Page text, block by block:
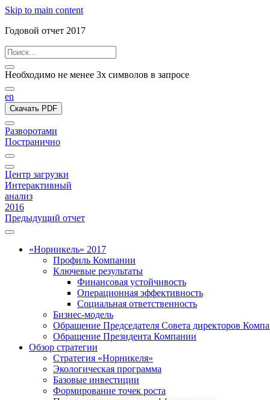
Skip to main content
Годовой отчет 2017
Необходимо не менее 3х символов в запросе
en
Скачать PDF
Разворотами
Постранично
Центр загрузки
Интерактивный
анализ
2016
Предыдущий отчет
«Норникель» 2017
Профиль Компании
Ключевые результаты
Финансовая устойчивость
Операционная эффективность
Социальная ответственность
Бизнес-модель
Обращение Председателя Совета директоров
Обращение Президента Компании
Обзор стратегии
Стратегия «Норникеля»
Экологическая программа
Базовые инвестиции
Формирование точек роста